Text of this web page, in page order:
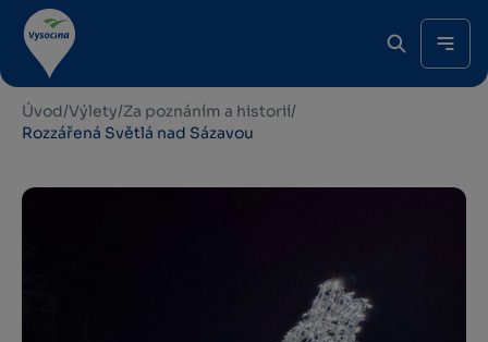
Úvod/Výlety/Za poznáním a historií/
Rozzářená Světlá nad Sázavou